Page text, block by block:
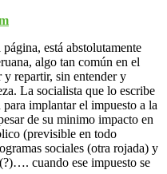
está abstolutamente
algo tan común en el
repartir, sin entender y
La socialista que lo escribe
implantar el impuesto a la
de su minimo impacto en
(previsible en todo
sociales (otra rojada) y
cuando ese impuesto se